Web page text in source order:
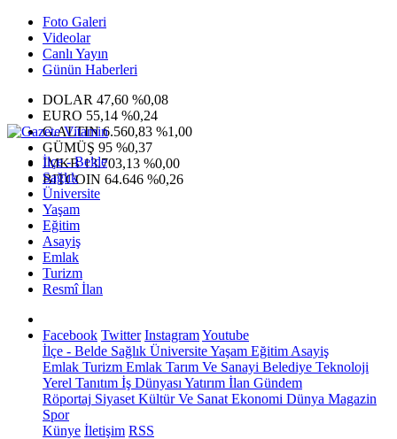
Foto Galeri
Videolar
Canlı Yayın
Günün Haberleri
DOLAR 47,60 %0,08
EURO 55,14 %0,24
G.ALTIN6.560,83 %1,00
GÜMÜŞ 95 %0,37
IMKB13.703,13 %0,00
BITCOIN 64.646 %0,26
İlçe - Belde
Sağlık
Üniversite
Yaşam
Eğitim
Asayiş
Emlak
Turizm
Resmî İlan
Facebook Twitter InstagramYoutube
İlçe - Belde Sağlık ÜniversiteYaşam Eğitim Asayiş
Emlak Turizm Emlak Tarım Ve Sanayi Belediye Teknoloji
Yerel Tanıtım İş Dünyası Yatırım İlan Gündem
Röportaj Siyaset Kültür Ve Sanat Ekonomi Dünya Magazin
Spor
Künye İletişim RSS